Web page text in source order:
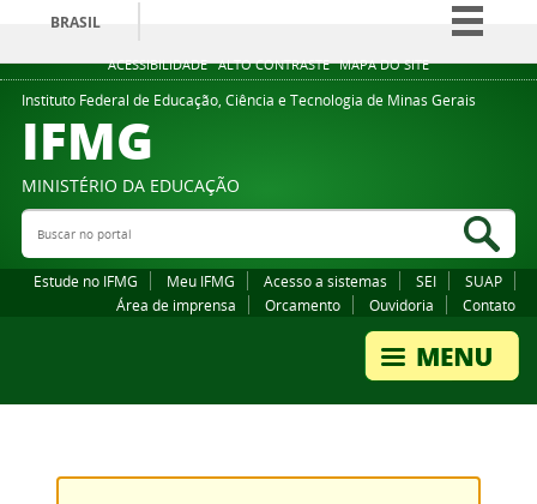
ACESSIBILIDADE ALTO CONTRASTE MAPA DO SITE
BRASIL
Simplifique!
Comunica BR
Legislação
Instituto Federal de Educação, Ciência e Tecnologia de Minas Gerais
IFMG
MINISTÉRIO DA EDUCAÇÃO
Buscar no portal
Estude no IFMG Meu IFMG Acesso a sistemas SEI
SUAP
Área de imprensa
Orcamento Ouvidoria Contato